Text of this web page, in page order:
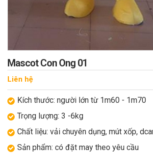
Mascot Con Ong 01
Liên hệ
Kích thước: người lớn từ 1m60 - 1m70
Trọng lượng: 3 -6kg
Chất liệu: vải chuyên dụng, mút xốp,
Sản phẩm: có đặt may theo yêu cầu